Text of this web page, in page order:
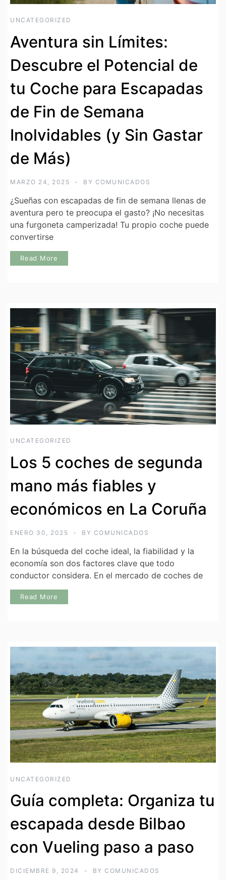
UNCATEGORIZED
Aventura sin Límites:
Descubre el Potencial de
tu Coche para Escapadas
de Fin de Semana
Inolvidables (y Sin Gastar
de Más)
MARZO 24, 2025 BY COMUNICADOS
¿Sueñas con escapadas de fin de semana llenas de
aventura pero te preocupa el gasto? ¡No necesitas
una furgoneta camperizada! Tu propio coche puede
convertirse
Read More
UNCATEGORIZED
Los 5 coches de segunda
mano más fiables y
económicos en La Coruña
ENERO 30, 2025 BY COMUNICADOS
En la búsqueda del coche ideal, la fiabilidad y la
economía son dos factores clave que todo
conductor considera. En el mercado de coches de
Read More
UNCATEGORIZED
Guía completa: Organiza tu
escapada desde Bilbao
con Vueling paso a paso
DICIEMBRE 9, 2024 BY COMUNICADOS